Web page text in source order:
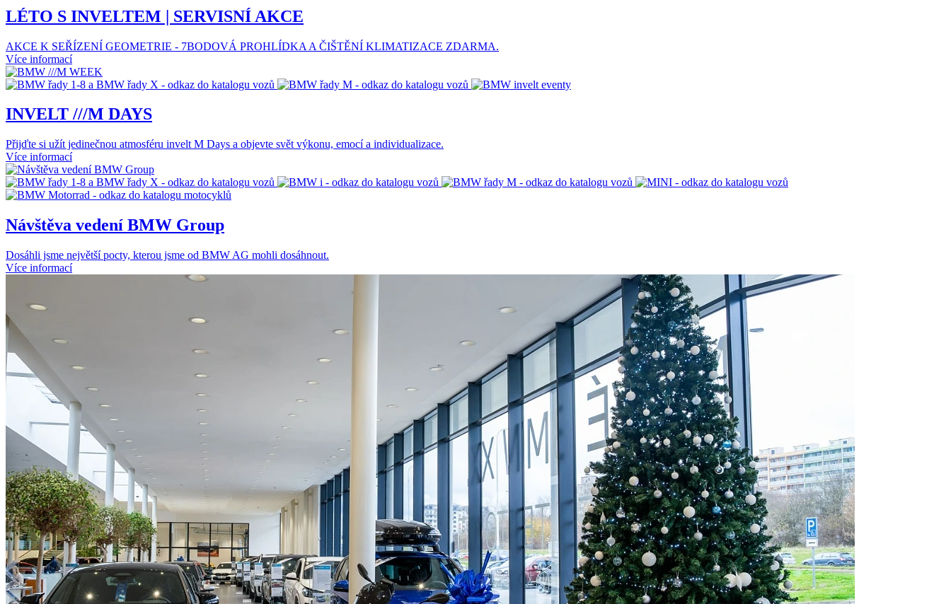
LÉTO S INVELTEM | SERVISNÍ AKCE
AKCE K SEŘÍZENÍ GEOMETRIE - 7BODOVÁ PROHLÍDKA A ČIŠTĚNÍ KLIMATIZACE ZDARMA.
Více informací
INVELT ///M DAYS
Přijďte si užít jedinečnou atmosféru invelt M Days a objevte svět výkonu, emocí a individualizace.
Více informací
Návštěva vedení BMW Group
Dosáhli jsme největší pocty, kterou jsme od BMW AG mohli dosáhnout.
Více informací